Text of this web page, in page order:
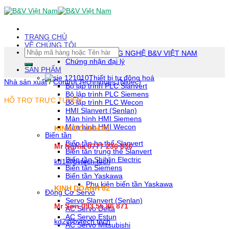
Skip
To
(tạm
dịch)
TRANG CHỦ
VỀ CHÚNG TÔI
CÔNG TY TNHH CÔNG NGHỆ B&V VIỆT NAM
Chứng nhận đại lý
SẢN PHẨM
Thiết bị tự động hoá
Bộ lập trình PLC Slanvert
Bộ lập trình PLC Siemens
Bộ lập trình PLC Wecon
HMI Slanvert (Senlan)
Màn hình HMI Siemens
Màn hình HMI Wecon
Biến tần
Biến tần hạ thế Slanvert
Biến tần trung thế Slanvert
Biến tần Shihlin Electric
Biến tần Siemens
Biến tần Yaskawa
Phụ kiện biến tần Yaskawa
Động Cơ Servo
Servo Slanvert (Senlan)
AC Servo Delta
AC Servo Estun
AC Servo Mitsubishi
Tìm
kiếm:
Nhà sản xuất / Control Techniques (Nidec)
HỖ TRỢ TRỰC TUYẾN
KINH DOANH 01
Mr Nghĩa 0777 236 836
kd1@bvtech.tech
KINH DOANH02
Mr Sơn093 55 86 871
kd2@bvtech.tech